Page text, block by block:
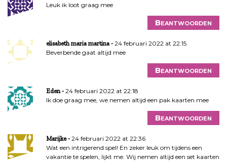
Leuk ik loot graag mee
Beantwoorden
elisabeth maria martina
24 februari 2022 at 22:15
Beverbende gaat altijd mee
Beantwoorden
Eden
24 februari 2022 at 22:18
Ik doe graag mee, we nemen altijd een pak kaarten mee
Beantwoorden
Marijke
24 februari 2022 at 22:36
Wat een intrigerend spel! En zeker leuk om tijdens een
vakantie te spelen, lijkt me. Wij nemen altijd een set kaarten